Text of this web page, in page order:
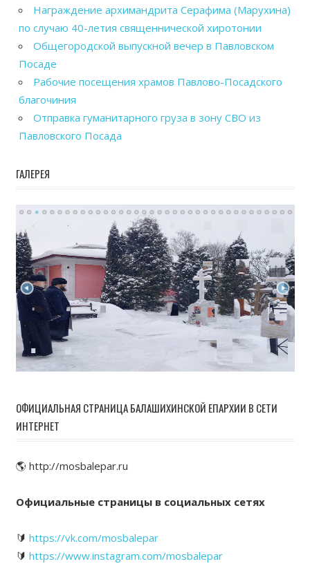
Награждение архимандрита Серафима (Марухина)
по случаю 40-летия священнической хиротонии
Общегородской выпускной вечер в Павловском
Посаде
Рабочие посещения храмов Павлово-Посадского
благочиния
Отправка гуманитарного груза в зону СВО из
Павловского Посада
ГАЛЕРЕЯ
ОФИЦИАЛЬНАЯ СТРАНИЦА БАЛАШИХИНСКОЙ ЕПАРХИИ В СЕТИ
ИНТЕРНЕТ
🌎 http://mosbalepar.ru
Официальные страницы в социальных сетях
🔰 https://vk.com/mosbalepar
🔰 https://www.instagram.com/mosbalepar